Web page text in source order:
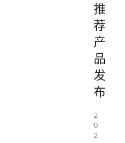
推
荐
产
品
发
布
2
0
2